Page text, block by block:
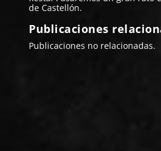
de Castellón.
Publicaciones
Publicaciones no relacionadas.